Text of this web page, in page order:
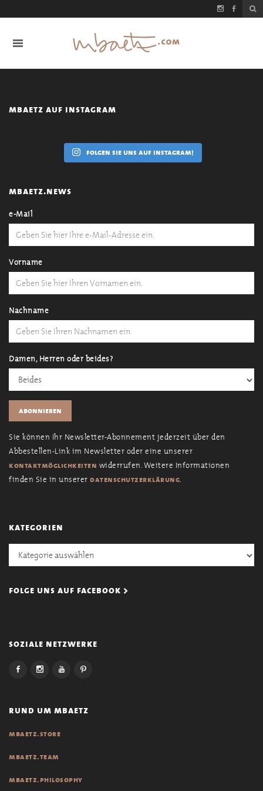
mbaetz auf instagram
folgen sie uns auf instagram!
mbaetz.news
e-Mail
Vorname
Nachname
Damen, Herren oder beides?
Sie können Ihr Newsletter-Abonnement jederzeit über den
Abbestellen-Link im Newsletter oder eine unserer
kontaktmöglichkeiten widerrufen. Weitere Informationen
finden Sie in unserer datenschutzerklärung.
kategorien
Kategorien
folge uns auf facebook >
soziale netzwerke
rund um mbaetz
mbaetz.store
mbaetz.team
mbaetz.philosophy